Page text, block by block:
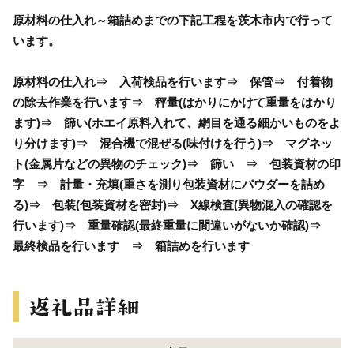
原材料の仕入れ～箱詰めまでの下記工程を茨木市内で行って
います。
原材料の仕入れ⇒ 入荷検品を行います⇒ 保管⇒ 付着物
の除去作業を行います⇒ 秤量(はかりにかけて重量をはかり
ます)⇒ 篩い(ホエイ原料入れて、網目を通る細かいものをよ
り分けます)⇒ 混合機で混ぜる(味付けを行う)⇒ マグネッ
ト(金属片などの異物のチェック)⇒ 篩い ⇒ 包装資材の印
字 ⇒ 計量・充填(重さを測り包装資材にパウダーを詰め
る)⇒ 包装(包装資材を密封)⇒ X線検査(異物混入の確認を
行います)⇒ 重量確認(最終重量に間違いがないか確認)⇒
最終検品を行います ⇒ 箱詰めを行います